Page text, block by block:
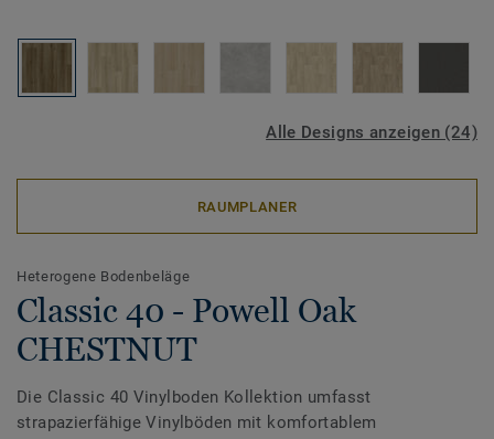
Alle Designs anzeigen (24)
RAUMPLANER
Heterogene Bodenbeläge
Classic 40 - Powell Oak
CHESTNUT
Die Classic 40 Vinylboden Kollektion umfasst
strapazierfähige Vinylböden mit komfortablem